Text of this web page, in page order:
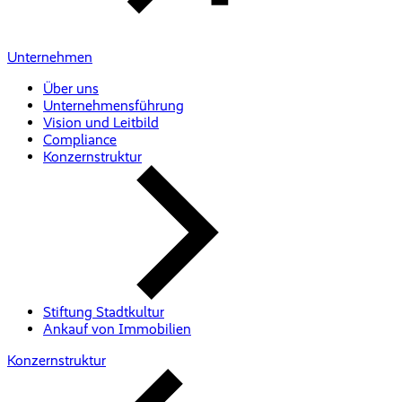
Unternehmen
Über uns
Unternehmensführung
Vision und Leitbild
Compliance
Konzernstruktur
Stiftung Stadtkultur
Ankauf von Immobilien
Konzernstruktur